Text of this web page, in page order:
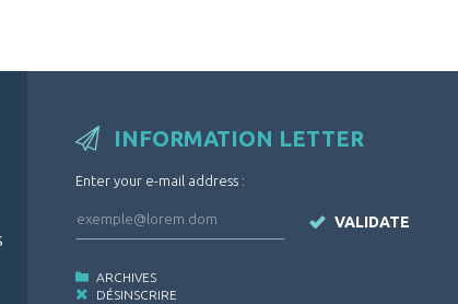
INFORMATION LETTER
Enter your e-mail address :
VALIDATE
ARCHIVES
DÉSINSCRIRE